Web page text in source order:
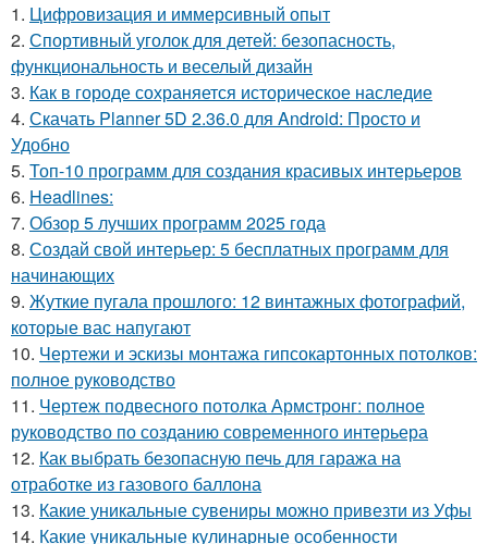
1. Цифровизация и иммерсивный опыт
2. Спортивный уголок для детей: безопасность,
функциональность и веселый дизайн
3. Как в городе сохраняется историческое наследие
4. Скачать Planner 5D 2.36.0 для Android: Просто и
Удобно
5. Топ-10 программ для создания красивых интерьеров
6. Headlines:
7. Обзор 5 лучших программ 2025 года
8. Создай свой интерьер: 5 бесплатных программ для
начинающих
9. Жуткие пугала прошлого: 12 винтажных фотографий,
которые вас напугают
10. Чертежи и эскизы монтажа гипсокартонных потолков:
полное руководство
11. Чертеж подвесного потолка Армстронг: полное
руководство по созданию современного интерьера
12. Как выбрать безопасную печь для гаража на
отработке из газового баллона
13. Какие уникальные сувениры можно привезти из Уфы
14. Какие уникальные кулинарные особенности